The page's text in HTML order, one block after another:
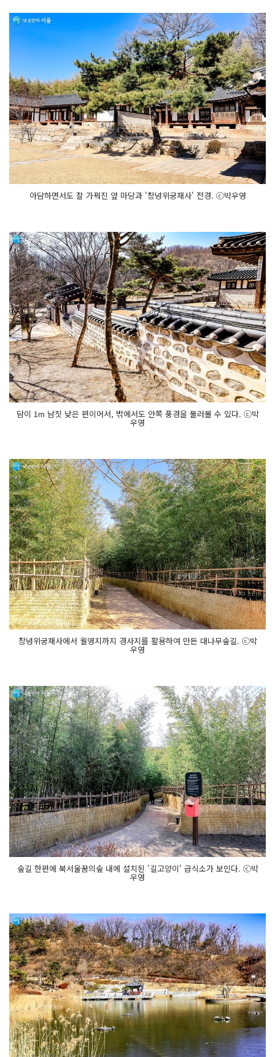
아담하면서도 잘 가꿔진 앞 마당과 '창녕위궁재사' 전경. ⓒ박우영
담이 1m 남짓 낮은 편이어서, 밖에서도 안쪽 풍경을 둘러볼 수 있다. ⓒ박
우영
창녕위궁재사에서 월영지까지 경사지를 활용하여 만든 대나무숲길. ⓒ박
우영
숲길 한편에 북서울꿈의숲 내에 설치된 '길고양이' 급식소가 보인다. ⓒ박
우영